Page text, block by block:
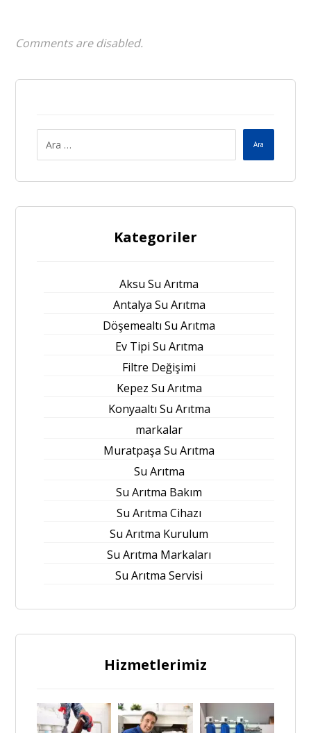
Comments are disabled.
Ara
Kategoriler
Aksu Su Arıtma
Antalya Su Arıtma
Döşemealtı Su Arıtma
Ev Tipi Su Arıtma
Filtre Değişimi
Kepez Su Arıtma
Konyaaltı Su Arıtma
markalar
Muratpaşa Su Arıtma
Su Arıtma
Su Arıtma Bakım
Su Arıtma Cihazı
Su Arıtma Kurulum
Su Arıtma Markaları
Su Arıtma Servisi
Hizmetlerimiz